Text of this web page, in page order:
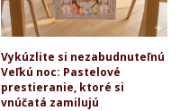
Vykúzlite si nezabudnuteľnú
Veľkú noc: Pastelové
prestieranie, ktoré si
vnúčatá zamilujú